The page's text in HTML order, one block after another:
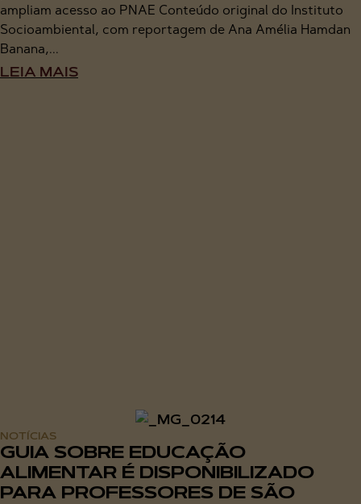
ampliam acesso ao PNAE Conteúdo original do Instituto
Socioambiental, com reportagem de Ana Amélia Hamdan
Banana,...
LEIA MAIS
NOTÍCIAS
GUIA SOBRE EDUCAÇÃO
ALIMENTAR É DISPONIBILIZADO
PARA PROFESSORES DE SÃO